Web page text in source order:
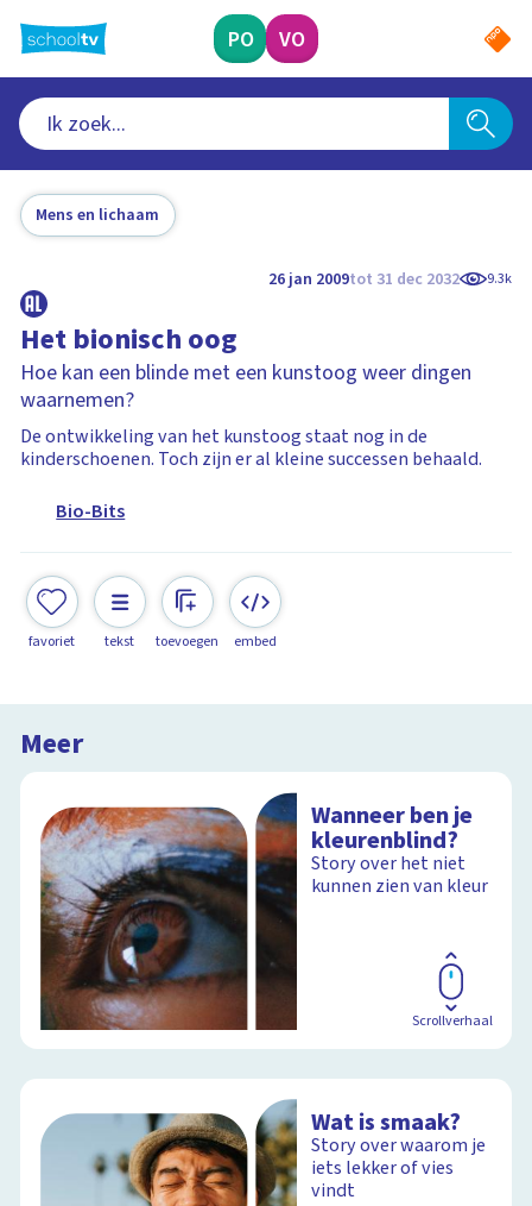
naar
hoofdinhoud
PO VO
Mens en lichaam
26 jan 2009tot 31 dec 2032 9.3k
Het bionisch oog
Hoe kan een blinde met een kunstoog weer dingen
waarnemen?
De ontwikkeling van het kunstoog staat nog in de
kinderschoenen. Toch zijn er al kleine successen behaald.
Bio-Bits
favoriet tekst toevoegen embed
Meer
Wanneer ben je
kleurenblind?
Story over het niet
kunnen zien van kleur
Scrollverhaal
Wat is smaak?
Story over waarom je
iets lekker of vies
vindt